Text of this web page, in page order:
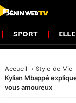
SPORT ELLE
Accueil
Style de Vie
Kylian Mbappé
vous amoureux